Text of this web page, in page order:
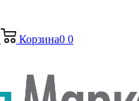
Корзина0 0